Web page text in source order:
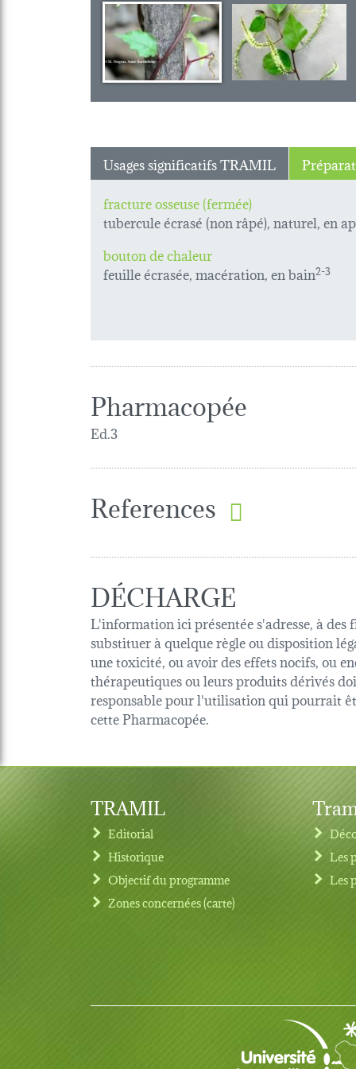
Usages significatifs TRAMIL
fracture osseuse (fermée)
tubercule écrasé (non râpé), naturel, en
bouton de chaleur
feuille écrasée, macération, en bain2-3
Pharmacopée
Ed.3
References
DÉCHARGE
L'information ici présentée s'adresse, à
substituer à quelque règle ou disposition
une toxicité, ou avoir des effets nocifs, ou
thérapeutiques ou leurs produits dérivés
responsable pour l'utilisation qui pourrait
cette Pharmacopée.
Footer menu
TRAMIL
Editorial
Historique
Objectif du programme
Zones concernées (carte)
Les
Les